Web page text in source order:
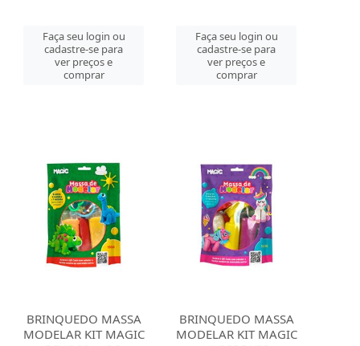
Faça seu login ou
cadastre-se para
ver preços e
comprar
Faça seu login ou
cadastre-se para
ver preços e
comprar
BRINQUEDO MASSA
MODELAR KIT MAGIC
BRINQUEDO MASSA
MODELAR KIT MAGIC